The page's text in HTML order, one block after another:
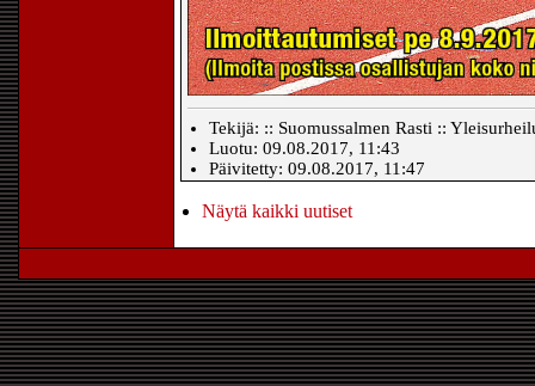
Tekijä: :: Suomussalmen Rasti ::
Luotu: 09.08.2017, 11:43
Päivitetty: 09.08.2017, 11:47
Näytä kaikki uutiset